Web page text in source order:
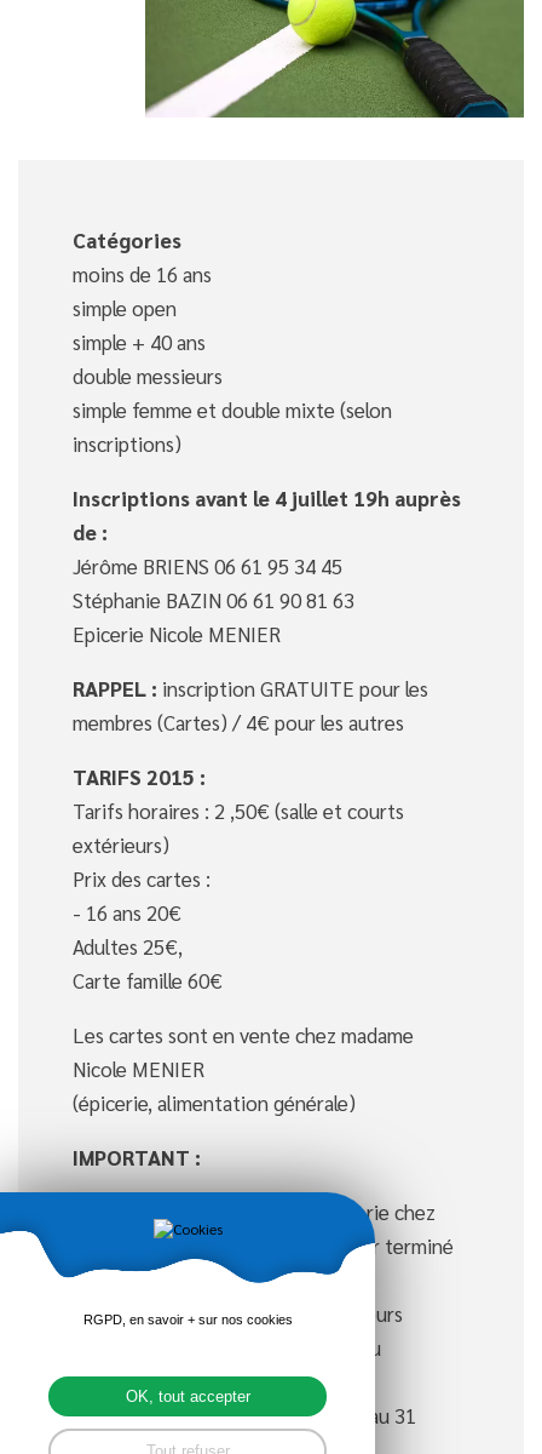
Catégories
moins de 16 ans
simple open
simple + 40 ans
double messieurs
simple femme et double mixte (selon
inscriptions)
Inscriptions avant le 4 juillet 19h auprès
de :
Jérôme BRIENS 06 61 95 34 45
Stéphanie BAZIN 06 61 90 81 63
Epicerie Nicole MENIER
RAPPEL : inscription GRATUITE pour les
membres (Cartes) / 4€ pour les autres
TARIFS 2015 :
Tarifs horaires : 2 ,50€ (salle et courts
extérieurs)
Prix des cartes :
- 16 ans 20€
Adultes 25€,
Carte famille 60€
Les cartes sont en vente chez madame
Nicole MENIER
(épicerie, alimentation générale)
IMPORTANT :
Merci de ramener les clés à l'épicerie chez
Nicole MENIER aussitôt après avoir terminé
de jouer.
Simple ou en doubleTOUS
les joueurs
doivent avoir réglé leur carte et/ou
réservation (2,50€/heure)
La carte est valable du 1er janvier au 31
RGPD, en savoir + sur nos cookies
OK, tout accepter